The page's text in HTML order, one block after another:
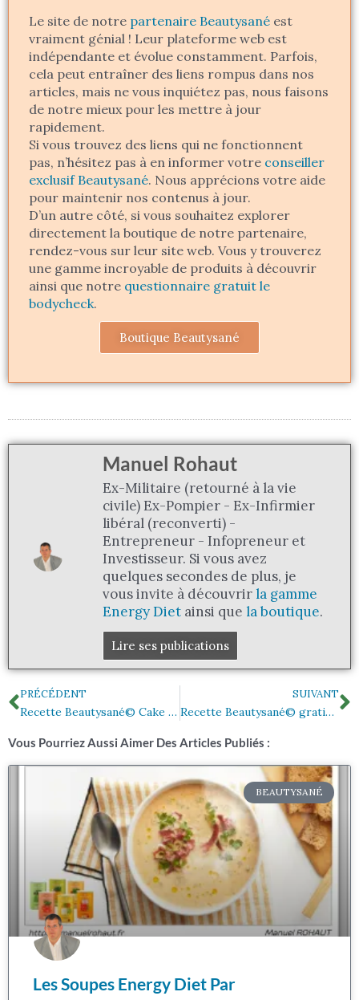
Le site de notre partenaire Beautysané est
vraiment génial ! Leur plateforme web est
indépendante et évolue constamment. Parfois,
cela peut entraîner des liens rompus dans nos
articles, mais ne vous inquiétez pas, nous faisons
de notre mieux pour les mettre à jour
rapidement.
Si vous trouvez des liens qui ne fonctionnent
pas, n’hésitez pas à en informer votre conseiller
exclusif Beautysané. Nous apprécions votre aide
pour maintenir nos contenus à jour.
D’un autre côté, si vous souhaitez explorer
directement la boutique de notre partenaire,
rendez-vous sur leur site web. Vous y trouverez
une gamme incroyable de produits à découvrir
ainsi que notre questionnaire gratuit le
bodycheck.
Boutique Beautysané
Manuel Rohaut
Ex-Militaire (retourné à la vie
civile) Ex-Pompier - Ex-Infirmier
libéral (reconverti) -
Entrepreneur - Infopreneur et
Investisseur. Si vous avez
quelques secondes de plus, je
vous invite à découvrirla gamme
Energy Diet ainsi que la boutique.
Lire ses publications
Précédent
PRÉCÉDENT
Recette Beautysané© Cake banane fruits secs
SUIVANT
Recette Beautysané© gratin aux courgettes du jardin
Vous Pourriez Aussi Aimer Des Articles Publiés :
BEAUTYSANÉ
Les Soupes Energy Diet Par